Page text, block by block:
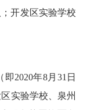
开发区实验学校
2020年8月31日
实验学校、泉州